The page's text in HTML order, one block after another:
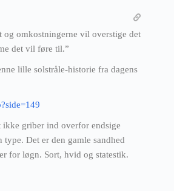
og omkostningerne vil overstige det
det vil føre til.”
lille solstråle-historie fra dagens
griber ind overfor endsige
Det er den gamle sandhed
for løgn. Sort, hvid og statestik.